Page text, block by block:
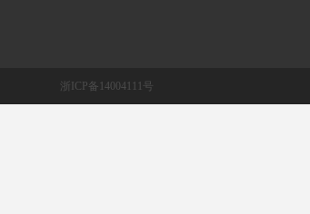
浙ICP备14004111号